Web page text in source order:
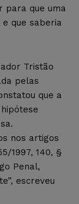
para que uma
que saberia
Tristão
pelas
que a
nos artigos
1997, 140, §
Penal,
escreveu